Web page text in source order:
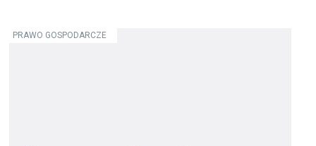
PRAWO GOSPODARCZE